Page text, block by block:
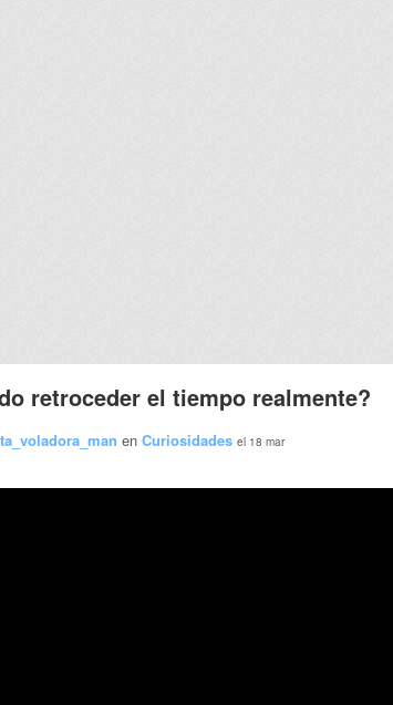
retroceder el tiempo realmente?
en Curiosidades el 18 mar